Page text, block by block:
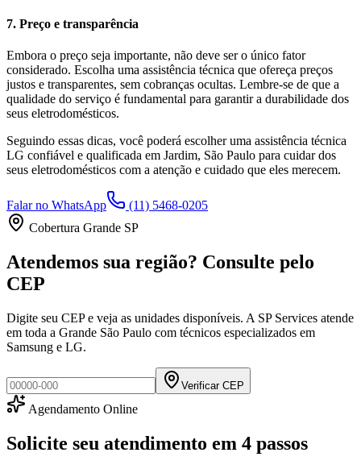
7. Preço e transparência
Embora o preço seja importante, não deve ser o único fator
considerado. Escolha uma assistência técnica que ofereça preços
justos e transparentes, sem cobranças ocultas. Lembre-se de que a
qualidade do serviço é fundamental para garantir a durabilidade dos
seus eletrodomésticos.
Seguindo essas dicas, você poderá escolher uma assistência técnica
LG confiável e qualificada em Jardim, São Paulo para cuidar dos
seus eletrodomésticos com a atenção e cuidado que eles merecem.
Falar no WhatsApp
(11) 5468-0205
Cobertura Grande SP
Atendemos sua região? Consulte pelo
CEP
Digite seu CEP e veja as unidades disponíveis. A SP Services atende
em toda a Grande São Paulo com técnicos especializados em
Samsung e LG.
Verificar CEP
Agendamento Online
Solicite seu atendimento em 4 passos